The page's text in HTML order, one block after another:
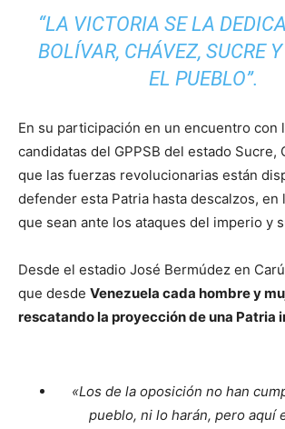
“LA VICTORIA SE LA
BOLÍVAR, CHÁVEZ, SUCRE
EL PUEBLO”.
En su participación en un encuentro con
candidatas del GPPSB del estado Sucre,
que las fuerzas revolucionarias están
defender esta Patria hasta descalzos, en
que sean ante los ataques del imperio y
Desde el estadio José Bermúdez en
que desde Venezuela cada hombre y
rescatando la proyección de una Patria
«Los de la oposición no han
pueblo, ni lo harán, pero aquí